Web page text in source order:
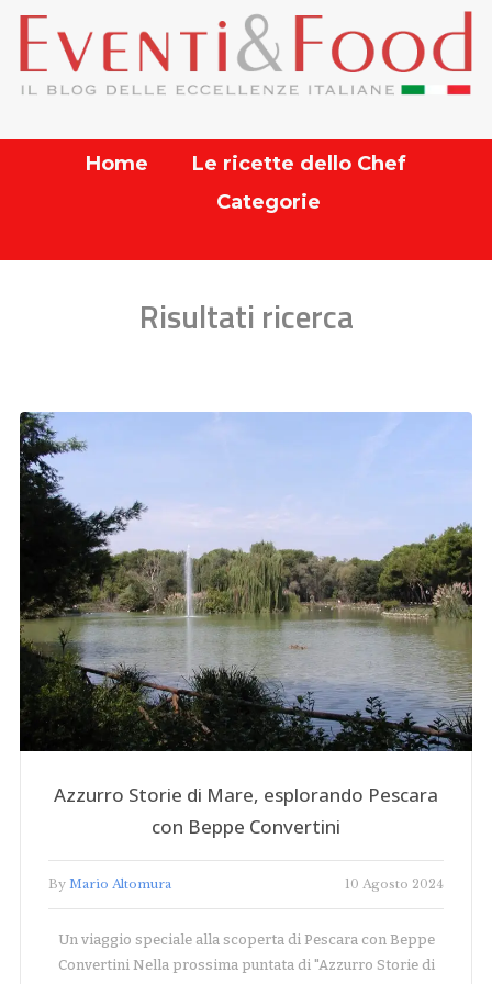
Home
Le ricette dello Chef
Categorie
Risultati ricerca
Azzurro Storie di Mare, esplorando Pescara
con Beppe Convertini
By Mario Altomura 10 Agosto 2024
Un viaggio speciale alla scoperta di Pescara con Beppe
Convertini Nella prossima puntata di "Azzurro Storie di